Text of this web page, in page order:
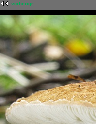
vorherige